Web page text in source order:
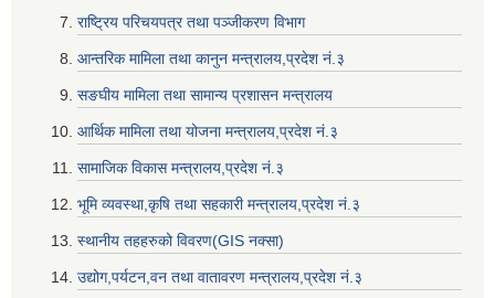
राष्ट्रिय परिचयपत्र तथा पञ्जीकरण विभाग
आन्तरिक मामिला तथा कानुन मन्त्रालय,प्रदेश नं‌‍‌‍.३
सङघीय मामिला तथा सामान्य प्रशासन मन्त्रालय
आर्थिक मामिला तथा योजना मन्त्रालय,प्रदेश नं‌‍‌‍.३
सामाजिक विकास मन्त्रालय,प्रदेश नं‌‍‌‍.३
भूमि व्यवस्था,कृषि तथा सहकारी मन्त्रालय,प्रदेश नं‌‍‌‍.३
स्थानीय तहहरुको विवरण(GIS नक्सा)
उद्योग,पर्यटन,वन तथा वातावरण मन्त्रालय,प्रदेश नं‌‍‌‍.३